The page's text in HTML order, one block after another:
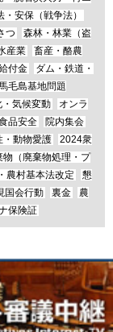
・安保（戦争法）
つ
森林・林業（盗
産業
畜産・酪農
付金
ダム・鉄道・
毛島基地問題
気候変動
オンラ
品安全
院内集会
・動物愛護
2024衆
物（廃棄物処理・プ
農村基本法改定
懇
国会行動 裏金
農
保険証